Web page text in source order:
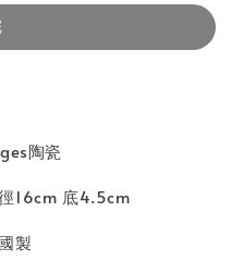
陶瓷
16cm 底4.5cm
製